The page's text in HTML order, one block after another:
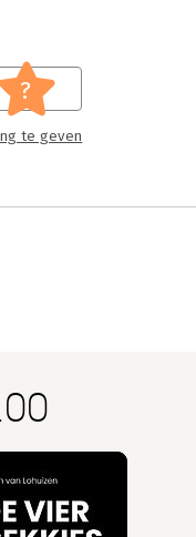
?
te geven